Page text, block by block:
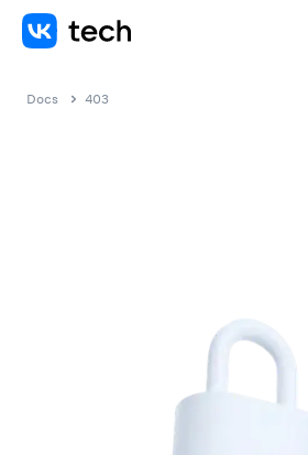
Docs 403